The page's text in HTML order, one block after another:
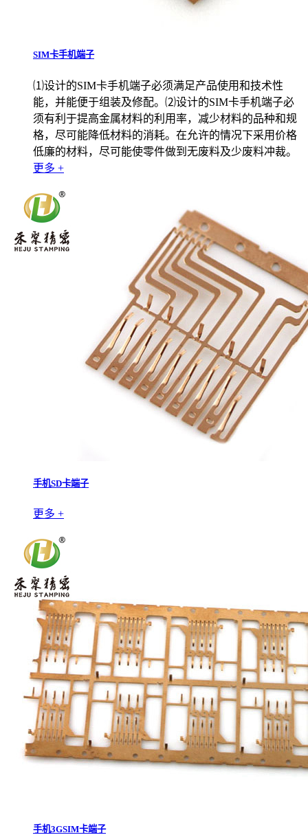
SIM卡手机端子
⑴设计的SIM卡手机端子必须满足产品使用和技术性
能，并能便于组装及修配。⑵设计的SIM卡手机端子必
须有利于提高金属材料的利用率，减少材料的品种和规
格，尽可能降低材料的消耗。在允许的情况下采用价格
低廉的材料，尽可能使零件做到无废料及少废料冲裁。
更多 +
手机SD卡端子
更多 +
手机3GSIM卡端子